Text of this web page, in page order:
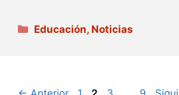
Categorías
Educación, Noticias